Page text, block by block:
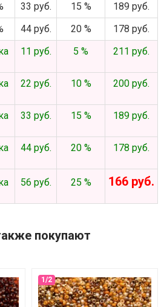
33 руб. 15 %
189 руб.
44 руб. 20 %
178 руб.
11 руб. 5 % 211 руб.
22 руб. 10 % 200 руб.
33 руб. 15 % 189 руб.
44 руб. 20 % 178 руб.
56 руб. 25 % 166 руб.
покупают